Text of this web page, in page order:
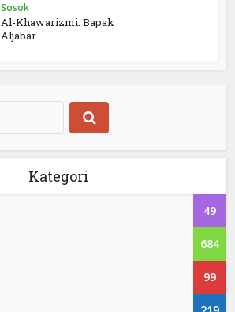
Sosok
Al-Khawarizmi: Bapak
Aljabar
Kategori
49
684
99